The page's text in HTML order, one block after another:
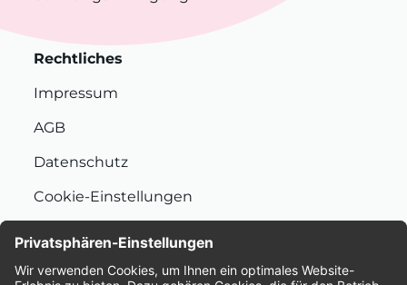
Rechtliches
Impressum
AGB
Datenschutz
Cookie-Einstellungen